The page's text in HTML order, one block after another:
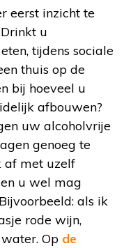
eerst inzicht te
u
tijdens sociale
thuis op de
bij hoeveel u
afbouwen?
uw alcoholvrije
genoeg te
af met uzelf
u wel mag
als ik
rode wijn,
Op de